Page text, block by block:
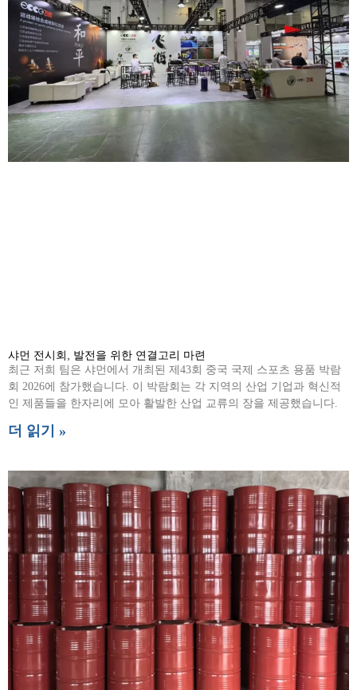
샤먼 전시회, 발전을 위한 연결고리 마련
최근 저희 팀은 샤먼에서 개최된 제43회 중국 국제 스포츠 용품 박람
회 2026에 참가했습니다. 이 박람회는 각 지역의 산업 기업과 혁신적
인 제품들을 한자리에 모아 활발한 산업 교류의 장을 제공했습니다.
더 읽기 »